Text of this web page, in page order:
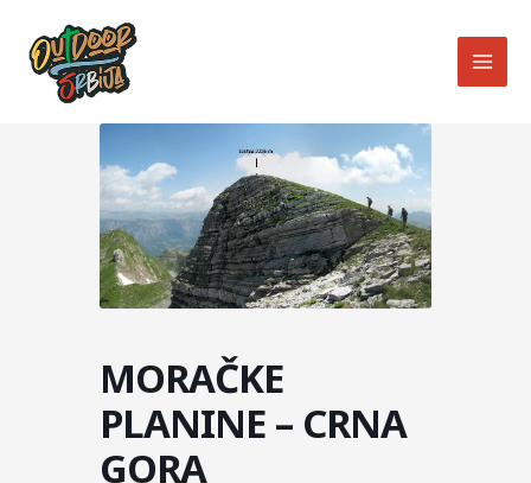
content
MORAČKE
PLANINE – CRNA
GORA